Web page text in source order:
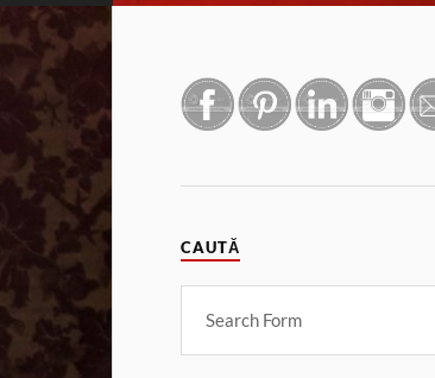
CAUTĂ